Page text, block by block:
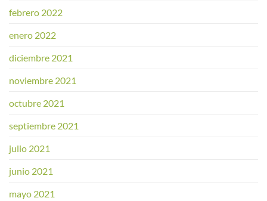
febrero 2022
enero 2022
diciembre 2021
noviembre 2021
octubre 2021
septiembre 2021
julio 2021
junio 2021
mayo 2021